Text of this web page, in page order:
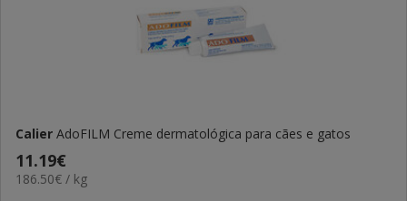
Calier AdoFILM Creme dermatológica para cães e gatos
Preço
11.19€
11.19€
186.50€
186.50€ / kg